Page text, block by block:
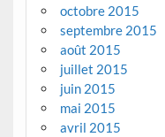
octobre 2015
septembre 2015
août 2015
juillet 2015
juin 2015
mai 2015
avril 2015